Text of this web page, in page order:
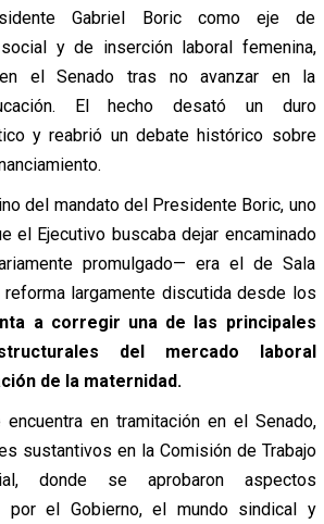
Gabriel Boric como eje de
y de inserción laboral femenina,
el Senado tras no avanzar en la
El hecho desató un duro
y reabrió un debate histórico sobre
del mandato del Presidente Boric, uno
el Ejecutivo buscaba dejar encaminado
promulgado— era el de Sala
reforma largamente discutida desde los
a corregir una de las principales
del mercado laboral
de la maternidad.
en tramitación en el Senado,
sustantivos en la Comisión de Trabajo
donde se aprobaron aspectos
por el Gobierno, el mundo sindical y